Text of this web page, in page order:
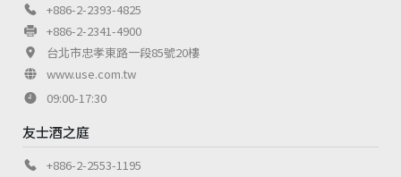
+886-2-2393-4825
+886-2-2341-4900
台北市忠孝東路一段85號20樓
www.use.com.tw
09:00-17:30
友士酒之庭
+886-2-2553-1195